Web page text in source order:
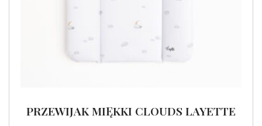
PRZEWIJAK MIĘKKI CLOUDS LAYETTE